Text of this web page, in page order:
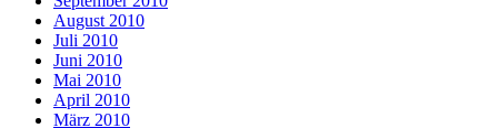
August 2010
Juli 2010
Juni 2010
Mai 2010
April 2010
März 2010